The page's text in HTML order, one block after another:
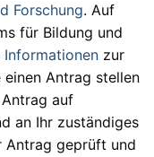
Forschung. Auf
für Bildung und
zur
einen Antrag stellen
auf
an Ihr zuständiges
Antrag geprüft und